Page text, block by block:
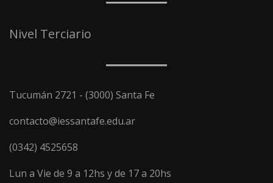
Nivel Terciario
Tucumán 2721 - (3000) Santa Fe
contacto@iessantafe.edu.ar
(0342) 4525658
Lun a Vie de 9 a 12hs y de 17 a 20hs